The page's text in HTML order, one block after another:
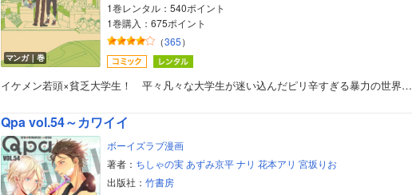
マンガ｜巻
1巻レンタル：540ポイント
1巻購入：675ポイント
（365）
イケメン若頭×貧乏大学生！ 平々凡々な大学生が迷い込んだピリ辛すぎる暴力の世界…
Qpa vol.54～カワイイ
ボーイズラブ漫画
著者： ちしゃの実 あずみ京平 ナリ 花本アリ 宮坂りお
出版社： 竹書房